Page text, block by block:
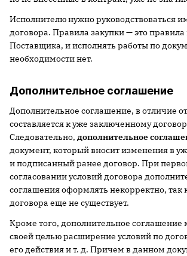
Исполнителю нужно руководствоваться
договора. Правила закупки — это
Поставщика, и исполнять работы по
необходимости нет.
Дополнительное соглашение
Дополнительное соглашение, в отличие
составляется к уже заключенному
Следовательно, дополнительное
документ, который вносит изменения в
и подписанный ранее договор. При
согласовании условий договора
соглашения оформлять некорректно, так
договора еще не существует.
Кроме того, дополнительное соглашение
своей целью расширение условий по
его действия и т. д. Причем в данном